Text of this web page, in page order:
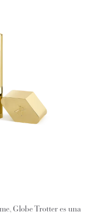
Globe Trotter es una